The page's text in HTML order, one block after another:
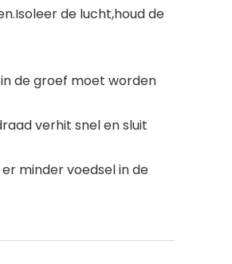
de lucht,houd de
de groef moet worden
verhit snel en sluit
minder voedsel in de